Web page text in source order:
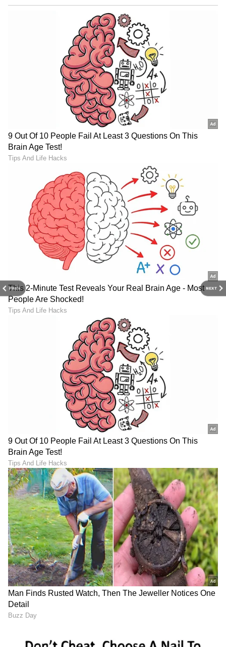
PREV NEXT
ಕಲರ್ಸ್ ಕನ್ನಡದ ಪುಟ್ಟ ಗೌರಿ ಮದುವೆ, ಸುಮರ್ಣದಲ್ಲಿ
ಬರುತ್ತಿದ್ದ ಕೃಷ್ಣ ರುಕ್ಮಿಣಿಯಂತಹ ಹಲವಾರು
ಧಾರಾವಾಹಿಗಳಲ್ಲಿ ಕೆಲಸ ಮಾಡಿದ್ದಾರೆ. ಇದಾದ ನಂತರ
ಮುಖ್ಯ ಪಾತ್ರ "ಶಿವಾನಿ" ಆಗಿ ಜೀ ಕನ್ನಡದ ನಾಗಿಣಿ 2
ಧಾರಾವಾಹಿಯಲ್ಲಿ ಕಾಣಿಸಿಕೊಂಡ ನಂತರ ಅಪಾರ
ಅಭಿಮಾನಿಗಳನ್ನು ಗಳಿಸಿದ್ದಾರೆ.
LATEST VIDEOS
ABOUT THE AUTHOR
GS Govindaraj S
ಏಷ್ಯಾನೆಟ್ ಸುವರ್ಣ ಡಿಜಿಟಲ್ ಕನ್ನಡ ವಿಭಾಗದಲ್ಲಿ ಉಪ ಸಂಪಾದಕ.
ಕಳೆದ 8 ವರ್ಷಗಳಿಂದ ಮಾಧ್ಯಮ ಪ್ರಪಂಚದಲ್ಲಿದ್ದೇನೆ. ಹುಟ್ಟಿ
ಬೆಳೆದಿದ್ದು ಬೆಂಗಳೂರಿನಲ್ಲಿ. ಸ್ನಾತಕೋತ್ತರ ಪದವಿಯನ್ನು ಬೆಂಗಳೂರು
ವಿಶ್ವವಿದ್ಯಾಲಯದಿಂದ ಪಡೆದಿದ್ದೇನೆ. ದೂರದರ್ಶನದಲ್ಲಿ ಇಂಟರ್ನ್‌ಶಿಪ್
ನಿರ್ವಹಣೆ. ಪ್ರಜಾವಾಣಿ ಮತ್ತು ಉದಯವಾಣಿ ಡಿಜಿಟಲ್ ವಿಭಾಗದಲ್ಲಿ
ಬರಹಗಾರ ಹಾಗೂ ಕಂಟೆಂಟ್ ಡೆವಲಪರ್ ಆಗಿ ಕೆಲಸ ಮಾಡಿದ್ದೇನೆ.
ಮನರಂಜನೆ ಸುದ್ದಿಗಳ ಬಗ್ಗೆ ತುಂಬಾ ಆಸಕ್ತಿ. ಸಿನಿಮಾ ವೀಕ್ಷಿಸುವುದು,
ಸಂಗೀತ ಕೇಳುವುದು ಮತ್ತು ಕ್ರೀಡೆ ನೆಚ್ಚಿನ ಹವ್ಯಾಸಗಳು.
ನಮ್ರತಾ ಗೌಡ ಸ್ಯಾಂಡಲ್‌ವುಡ್
ಕಾರ್ಯಕ್ರಮಗಳು (
Kannada TV Shows), ಸೆಲೆಬ್ರಿಟಿ